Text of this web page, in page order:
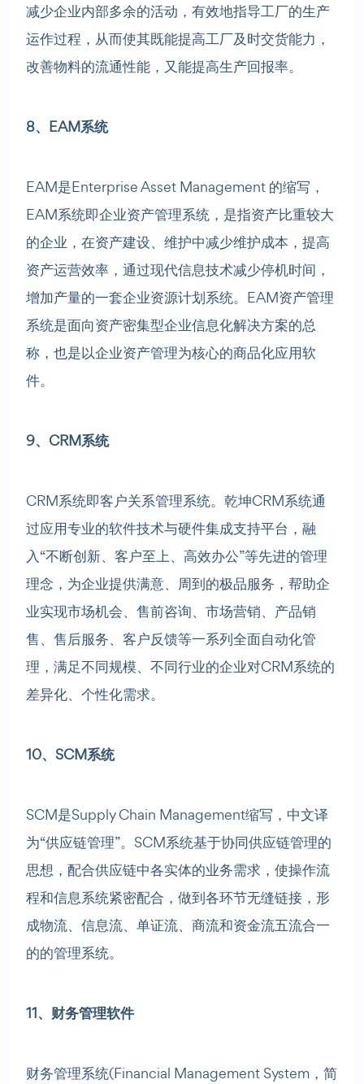
减少企业内部多余的活动，有效地指导工厂的生产
运作过程，从而使其既能提高工厂及时交货能力，
改善物料的流通性能，又能提高生产回报率。
8、EAM系统
EAM是Enterprise Asset Management 的缩写，
EAM系统即企业资产管理系统，是指资产比重较大
的企业，在资产建设、维护中减少维护成本，提高
资产运营效率，通过现代信息技术减少停机时间，
增加产量的一套企业资源计划系统。EAM资产管理
系统是面向资产密集型企业信息化解决方案的总
称，也是以企业资产管理为核心的商品化应用软
件。
9、CRM系统
CRM系统即客户关系管理系统。乾坤CRM系统通
过应用专业的软件技术与硬件集成支持平台，融
入“不断创新、客户至上、高效办公”等先进的管理
理念，为企业提供满意、周到的极品服务，帮助企
业实现市场机会、售前咨询、市场营销、产品销
售、售后服务、客户反馈等一系列全面自动化管
理，满足不同规模、不同行业的企业对CRM系统的
差异化、个性化需求。
10、SCM系统
SCM是Supply Chain Management缩写，中文译
为“供应链管理”。SCM系统基于协同供应链管理的
思想，配合供应链中各实体的业务需求，使操作流
程和信息系统紧密配合，做到各环节无缝链接，形
成物流、信息流、单证流、商流和资金流五流合一
的的管理系统。
11、财务管理软件
财务管理系统(Financial Management System，简